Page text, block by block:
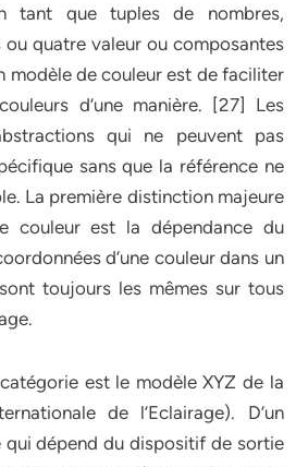
tant que tuples de nombres,
quatre valeur ou composantes
modèle de couleur est de faciliter
d’une manière. [27] Les
qui ne peuvent pas
sans que la référence ne
La première distinction majeure
couleur est la dépendance du
d’une couleur dans un
toujours les mêmes sur tous
est le modèle XYZ de la
de l’Eclairage). D’un
qui dépend du dispositif de sortie